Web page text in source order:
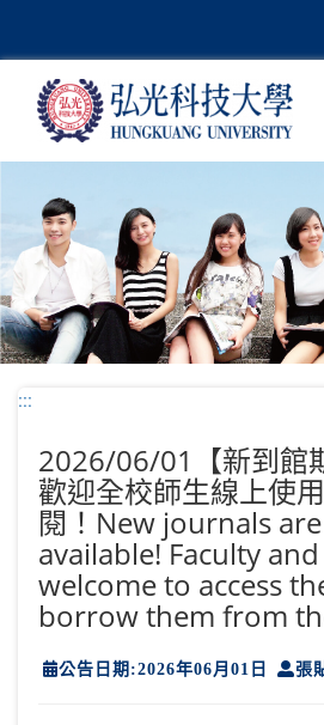
主
容
區
塊
:::
2026/06/01【新到館
歡迎全校師生線上使
閱！New journals
available! Faculty
welcome to access
borrow them from
公告日期:2026年06月01日 張